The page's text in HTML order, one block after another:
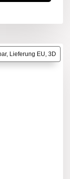
Lieferung EU, 3D